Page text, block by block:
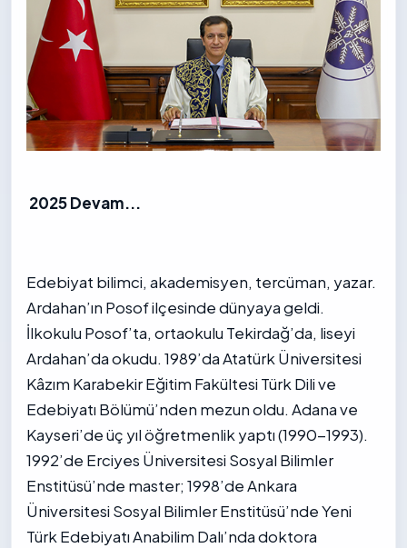
2025 Devam...
Edebiyat bilimci, akademisyen, tercüman, yazar.
Ardahan’ın Posof ilçesinde dünyaya geldi.
İlkokulu Posof’ta, ortaokulu Tekirdağ’da, liseyi
Ardahan’da okudu. 1989’da Atatürk Üniversitesi
Kâzım Karabekir Eğitim Fakültesi Türk Dili ve
Edebiyatı Bölümü’nden mezun oldu. Adana ve
Kayseri’de üç yıl öğretmenlik yaptı (1990-1993).
1992’de Erciyes Üniversitesi Sosyal Bilimler
Enstitüsü’nde master; 1998’de Ankara
Üniversitesi Sosyal Bilimler Enstitüsü’nde Yeni
Türk Edebiyatı Anabilim Dalı’nda doktora